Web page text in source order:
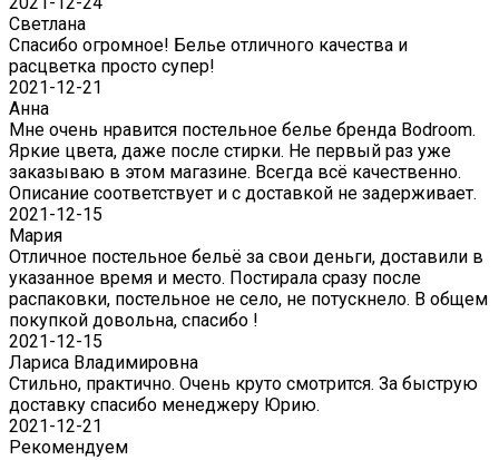
Светлана
Спасибо огромное! Белье отличного качества и
расцветка просто супер!
2021-12-21
Анна
Мне очень нравится постельное белье бренда Bodroom.
Яркие цвета, даже после стирки. Не первый раз уже
заказываю в этом магазине. Всегда всё качественно.
Описание соответствует и с доставкой не задерживает.
2021-12-15
Мария
Отличное постельное бельё за свои деньги, доставили в
указанное время и место. Постирала сразу после
распаковки, постельное не село, не потускнело. В общем
покупкой довольна, спасибо !
2021-12-15
Лариса Владимировна
Стильно, практично. Очень круто смотрится. За быструю
доставку спасибо менеджеру Юрию.
2021-12-21
Рекомендуем